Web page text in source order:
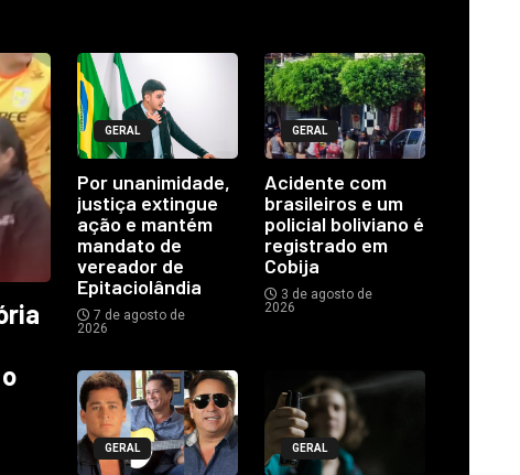
GERAL
Por unanimidade,
justiça extingue
ação e mantém
mandato de
vereador de
Epitaciolândia
7 de agosto de
2026
GERAL
Acidente com
brasileiros e um
policial boliviano é
registrado em
Cobija
3 de agosto de
2026
GERAL GERAL